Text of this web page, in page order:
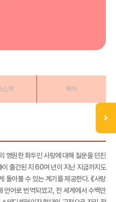
소개 목차
영원한 화두인 사랑에 대해 질문을 던진
이 출간된 지 60여 년이 지난 지금까지도
돌아볼 수 있는 계기를 제공한다. 《사랑
어로 번역되었고, 전 세계에서 수백만